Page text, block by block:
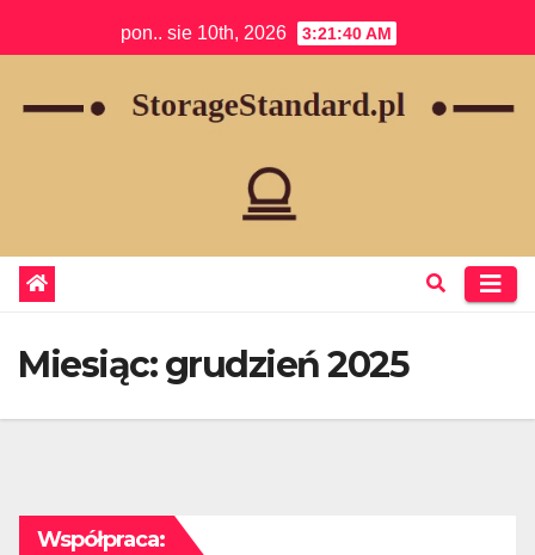
to
pon.. sie 10th, 2026 3:21:41 AM
Miesiąc:grudzień 2025
Współpraca: